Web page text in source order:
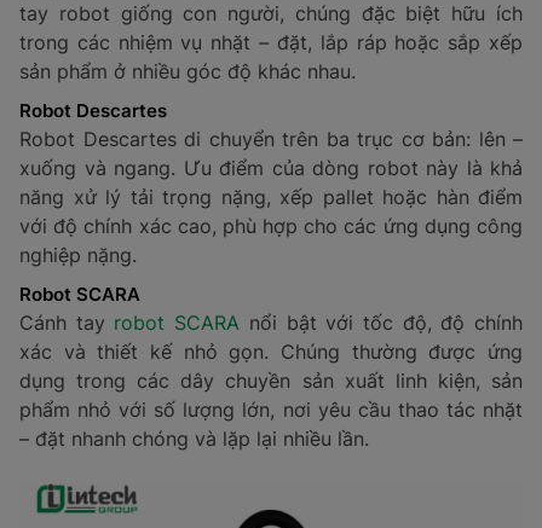
tay robot giống con người, chúng đặc biệt hữu ích
trong các nhiệm vụ nhặt – đặt, lắp ráp hoặc sắp xếp
sản phẩm ở nhiều góc độ khác nhau.
Robot Descartes
Robot Descartes di chuyển trên ba trục cơ bản: lên –
xuống và ngang. Ưu điểm của dòng robot này là khả
năng xử lý tải trọng nặng, xếp pallet hoặc hàn điểm
với độ chính xác cao, phù hợp cho các ứng dụng công
nghiệp nặng.
Robot SCARA
Cánh tay robot SCARA nổi bật với tốc độ, độ chính
xác và thiết kế nhỏ gọn. Chúng thường được ứng
dụng trong các dây chuyền sản xuất linh kiện, sản
phẩm nhỏ với số lượng lớn, nơi yêu cầu thao tác nhặt
– đặt nhanh chóng và lặp lại nhiều lần.